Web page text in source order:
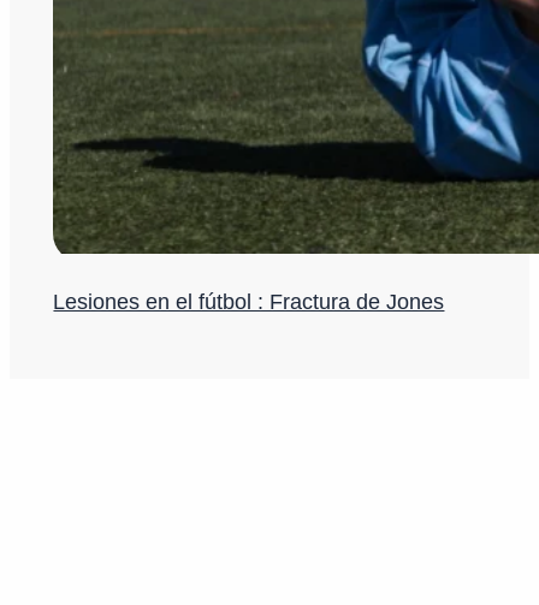
Lesiones en el fútbol : Fractura de Jones